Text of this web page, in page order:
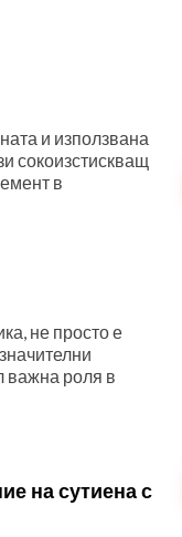
и използвана
сокоизстискващ
в
не просто е
важна роля в
на сутиена с